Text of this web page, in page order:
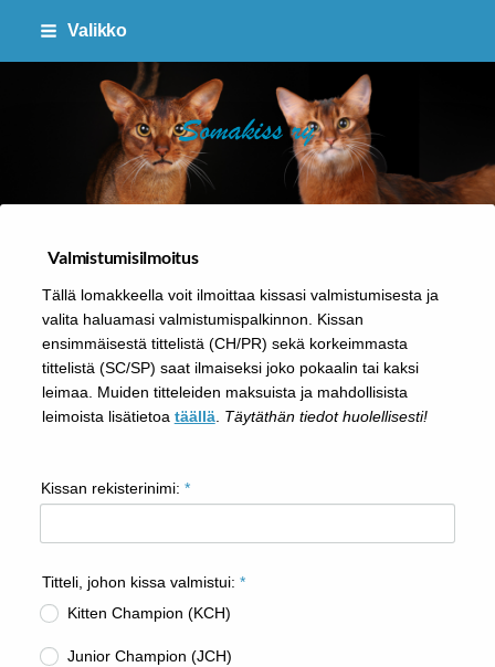
Siirry
Valikko
SOMAKISS RY
Valmistumisilmoitus
Tällä lomakkeella voit ilmoittaa kissasi valmistumisesta ja
valita haluamasi valmistumispalkinnon. Kissan
ensimmäisestä tittelistä (CH/PR) sekä korkeimmasta
tittelistä (SC/SP) saat ilmaiseksi joko pokaalin tai kaksi
leimaa. Muiden titteleiden maksuista ja mahdollisista
leimoista lisätietoa täällä. Täytäthän tiedot huolellisesti!
Kissan rekisterinimi: *
Titteli, johon kissa valmistui: *
Kitten Champion (KCH)
Junior Champion (JCH)